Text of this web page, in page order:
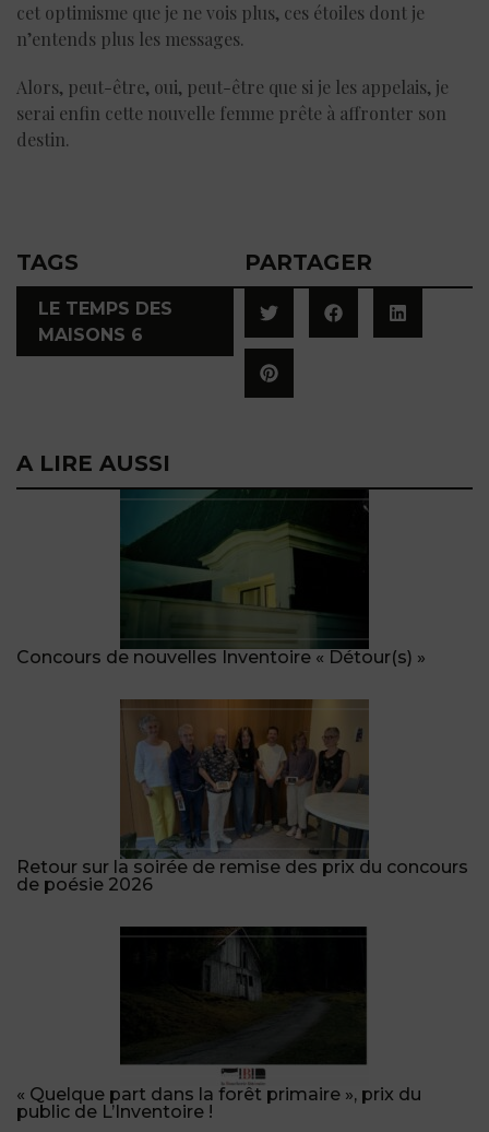
cet optimisme que je ne vois plus, ces étoiles dont je
n’entends plus les messages.
Alors, peut-être, oui, peut-être que si je les appelais, je
serai enfin cette nouvelle femme prête à affronter son
destin.
TAGS
LE TEMPS DES
MAISONS 6
PARTAGER
A LIRE AUSSI
Concours de nouvelles Inventoire « Détour(s) »
Retour sur la soirée de remise des prix du concours
de poésie 2026
« Quelque part dans la forêt primaire », prix du
public de L’Inventoire !